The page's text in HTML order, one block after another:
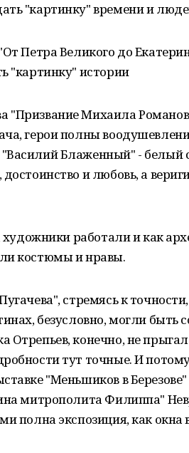
"картинку" времени и
Петра Великого до
"картинку" истории
"Призвание Михаила
герои полны
Блаженный" - белый
и любовь, а
художники работали и как
костюмы и нравы.
стремясь к
безусловно, могли быть
конечно, не
тут точные. И
"Меньшиков в
митрополита Филиппа"
полна экспозиция, как